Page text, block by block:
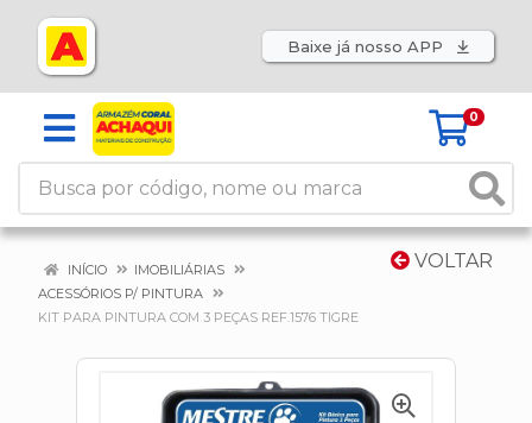
Baixe já nosso APP
0
VOLTAR
INÍCIO
IMOBILIÁRIAS
ACESSÓRIOS P/ PINTURA
KIT PARA PINTURA COM 3 PEÇAS REF.1576 TIGRE